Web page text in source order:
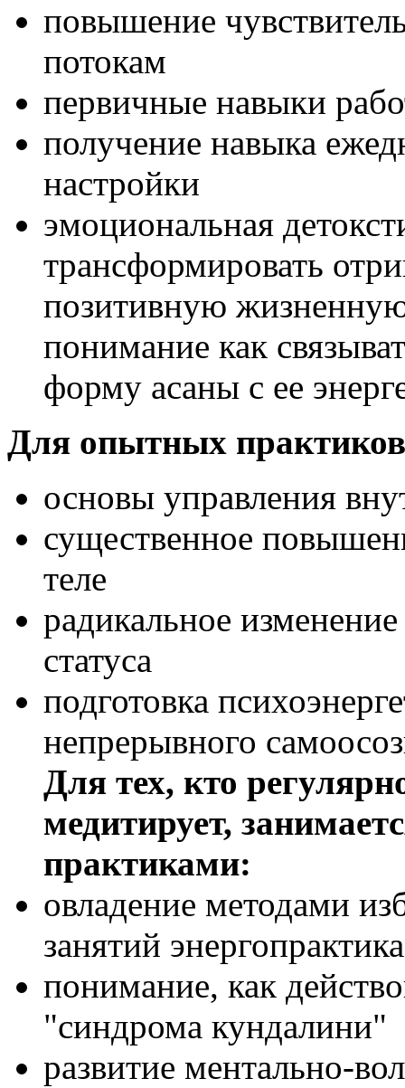
повышение
потокам
первичные навыки
получение навыка
настройки
эмоциональная
трансформировать
позитивную
понимание как
форму асаны с ее
Для опытных
основы управления
существенное
теле
радикальное
статуса
подготовка
непрерывного
Для тех, кто
медитирует,
практиками:
овладение методами
занятий
понимание, как
"синдрома кундалини"
развитие ментально-